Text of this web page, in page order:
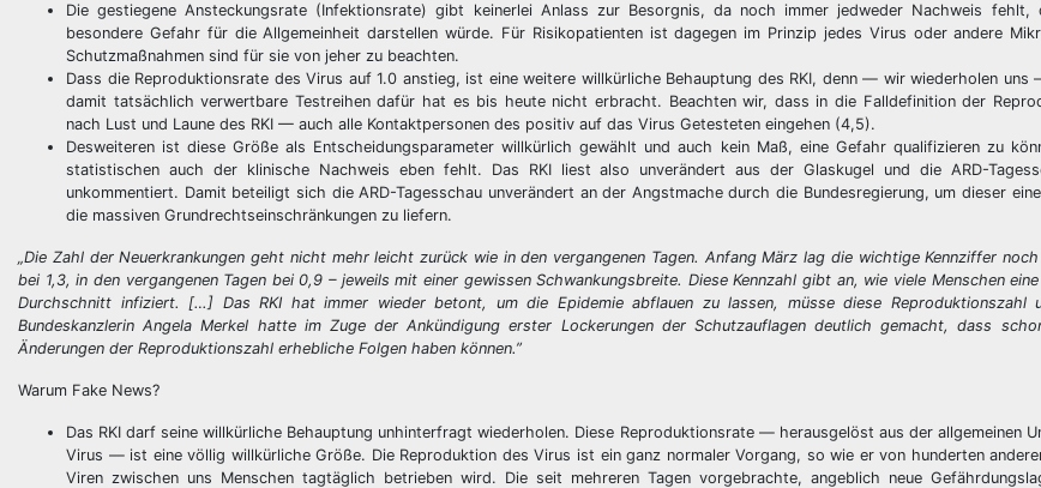
Die gestiegene Ansteckungsrate (Infektionsrate) gibt keinerlei Anlass zur Besorgnis, da noch immer jedweder Nachweis fehlt,
besondere Gefahr für die Allgemeinheit darstellen würde. Für Risikopatienten ist dagegen im Prinzip jedes Virus oder andere
Schutzmaßnahmen sind für sie von jeher zu beachten.
Dass die Reproduktionsrate des Virus auf 1.0 anstieg, ist eine weitere willkürliche Behauptung des RKI, denn — wir wiederholen uns
damit tatsächlich verwertbare Testreihen dafür hat es bis heute nicht erbracht. Beachten wir, dass in die Falldefinition der
nach Lust und Laune des RKI — auch alle Kontaktpersonen des positiv auf das Virus Getesteten eingehen (4,5).
Desweiteren ist diese Größe als Entscheidungsparameter willkürlich gewählt und auch kein Maß, eine Gefahr qualifizieren zu
statistischen auch der klinische Nachweis eben fehlt. Das RKI liest also unverändert aus der Glaskugel und die ARD-
unkommentiert. Damit beteiligt sich die ARD-Tagesschau unverändert an der Angstmache durch die Bundesregierung, um dieser
die massiven Grundrechtseinschränkungen zu liefern.
„Die Zahl der Neuerkrankungen geht nicht mehr leicht zurück wie in den vergangenen Tagen. Anfang März lag die wichtige Kennziffer
bei 1,3, in den vergangenen Tagen bei 0,9 – jeweils mit einer gewissen Schwankungsbreite. Diese Kennzahl gibt an, wie viele Menschen
Durchschnitt infiziert. […] Das RKI hat immer wieder betont, um die Epidemie abflauen zu lassen, müsse diese Reproduktionszahl
Bundeskanzlerin Angela Merkel hatte im Zuge der Ankündigung erster Lockerungen der Schutzauflagen deutlich gemacht, dass
Änderungen der Reproduktionszahl erhebliche Folgen haben können.”
Warum Fake News?
Das RKI darf seine willkürliche Behauptung unhinterfragt wiederholen. Diese Reproduktionsrate — herausgelöst aus der allgemeinen
Virus — ist eine völlig willkürliche Größe. Die Reproduktion des Virus ist ein ganz normaler Vorgang, so wie er von hunderten
Viren zwischen uns Menschen tagtäglich betrieben wird. Die seit mehreren Tagen vorgebrachte, angeblich neue